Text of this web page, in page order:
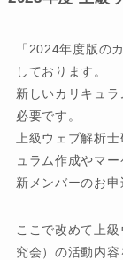
「2024年度版の
しております。
新しいカリキュ
必要です。
上級ウェブ解析
ュラム作成やマ
新メンバーのお申
ここで改めて上
究会）の活動内容